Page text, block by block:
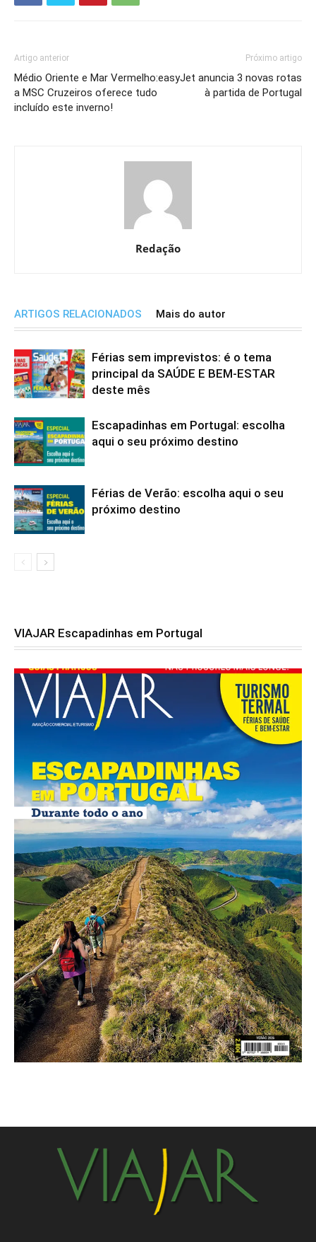
Artigo anterior
Médio Oriente e Mar Vermelho:
a MSC Cruzeiros oferece tudo
incluído este inverno!
Próximo artigo
easyJet anuncia 3 novas rotas
à partida de Portugal
Redação
ARTIGOS RELACIONADOS Mais do autor
Férias sem imprevistos: é o tema
principal da SAÚDE E BEM-ESTAR
deste mês
Escapadinhas em Portugal: escolha
aqui o seu próximo destino
Férias de Verão: escolha aqui o seu
próximo destino
VIAJAR Escapadinhas em Portugal